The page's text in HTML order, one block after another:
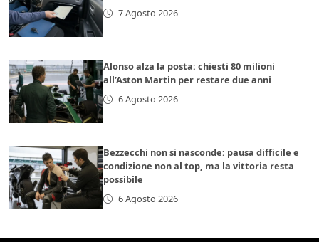
7 Agosto 2026
Alonso alza la posta: chiesti 80 milioni
all’Aston Martin per restare due anni
6 Agosto 2026
Bezzecchi non si nasconde: pausa difficile e
condizione non al top, ma la vittoria resta
possibile
6 Agosto 2026